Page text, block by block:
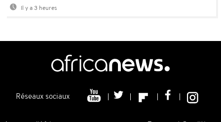
Il y a 3 heures
Réseaux sociaux